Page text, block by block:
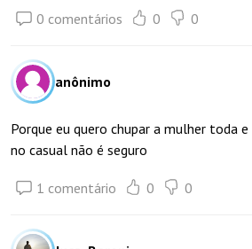
0 comentários 0 0
anônimo
Porque eu quero chupar a mulher toda
no casual não é seguro
1 comentário 0 0